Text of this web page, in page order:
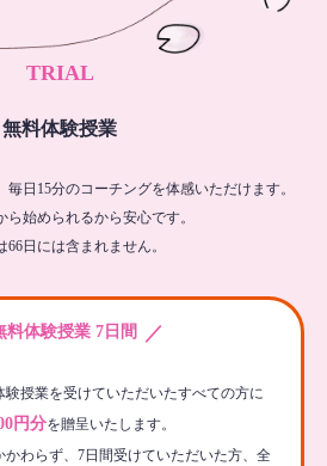
TRIAL
無料体験授業
日15分のコーチングを体感いただけます。
始められるから安心です。
日には含まれません。
料体験授業 7日間 ／
験授業を受けていただいたすべての方に
円分を贈呈いたします。
かわらず、7日間受けていただいた方、全